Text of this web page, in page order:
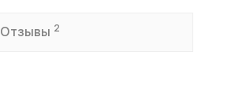
Отзывы 2